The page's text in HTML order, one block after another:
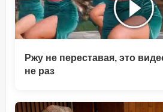
Ржу не переставая, это
не раз